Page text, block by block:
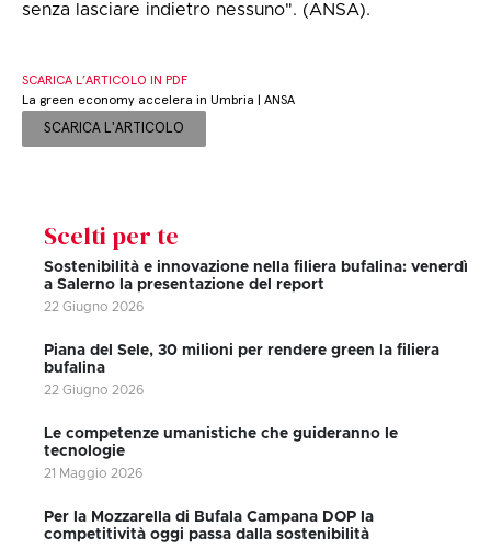
senza lasciare indietro nessuno". (ANSA).
SCARICA L’ARTICOLO IN PDF
La green economy accelera in Umbria | ANSA
SCARICA L'ARTICOLO
Scelti per te
Sostenibilità e innovazione nella filiera bufalina: venerdì
a Salerno la presentazione del report
22 Giugno 2026
Piana del Sele, 30 milioni per rendere green la filiera
bufalina
22 Giugno 2026
Le competenze umanistiche che guideranno le
tecnologie
21 Maggio 2026
Per la Mozzarella di Bufala Campana DOP la
competitività oggi passa dalla sostenibilità